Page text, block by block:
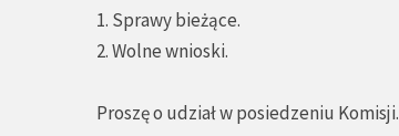
1. Sprawy bieżące.
2. Wolne wnioski.
Proszę o udział w posiedzeniu Komisji.